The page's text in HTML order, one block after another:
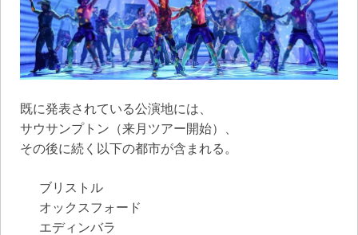
既に発表されている公演地には、
サウサンプトン（来月ツアー開始）、
その後に続く以下の都市が含まれる。
ブリストル
オックスフォード
エディンバラ